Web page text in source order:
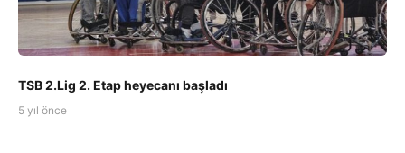
TSB 2.Lig 2. Etap heyecanı başladı
5 yıl önce